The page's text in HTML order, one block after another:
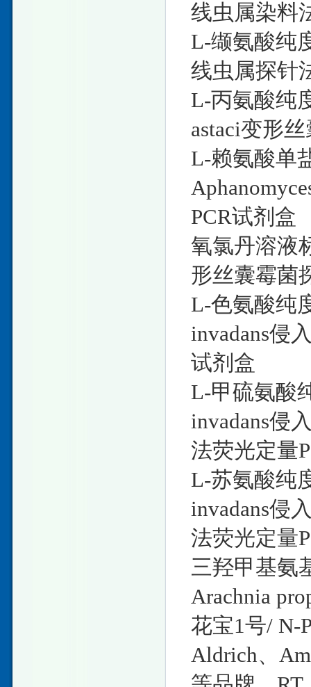
线虫属染料
L-缬氨酸纯
线虫属探针
L-丙氨酸纯
astaci变形
L-赖氨酸
PCR试剂盒
氧氯丹溶液
形丝囊霉菌
L-色氨酸纯
invadans侵
试剂盒
L-甲硫氨酸
invadans侵
法荧光定量
L-苏氨酸纯
invadans侵
法荧光定量
三羟甲基
Arachnia
花宝1号/ N-
Aldrich、